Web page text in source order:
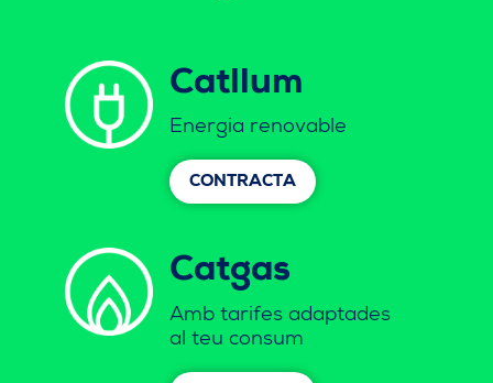
Catllum
Energia renovable
CONTRACTA
Catgas
Amb tarifes adaptades
al teu consum